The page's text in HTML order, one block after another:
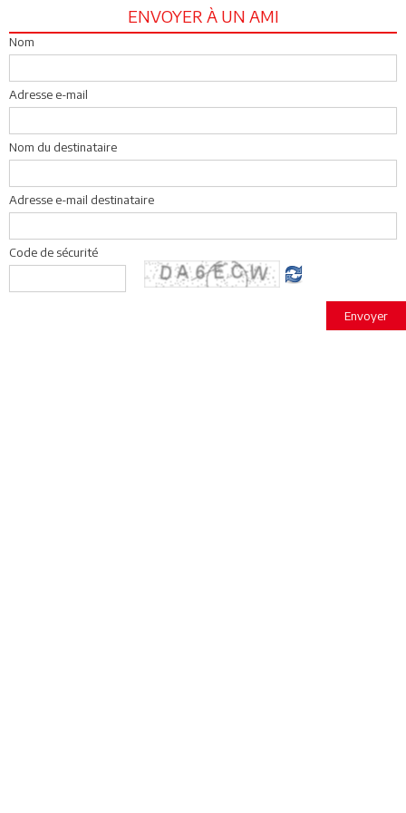
ENVOYER À UN AMI
Nom
Adresse e-mail
Nom du destinataire
Adresse e-mail destinataire
Code de sécurité
Envoyer